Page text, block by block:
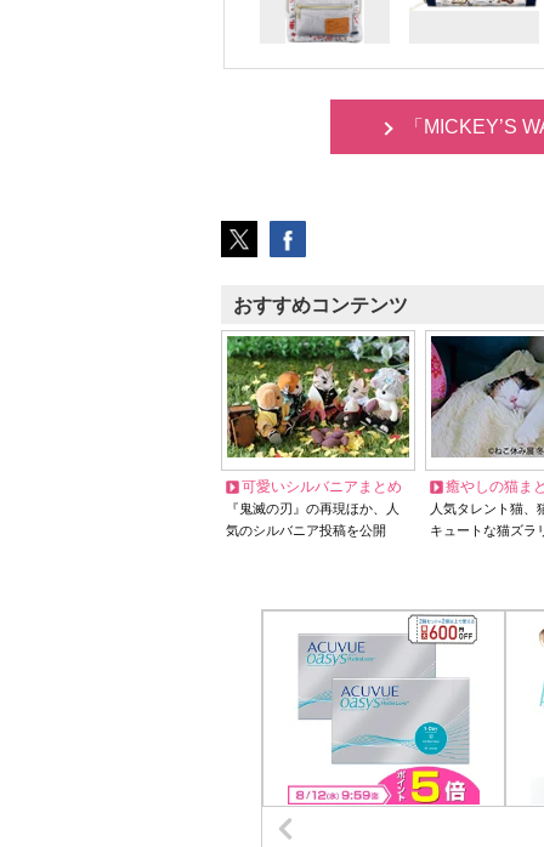
「MICKEY’S
おすすめコンテンツ
可愛いシルバニアまとめ
『鬼滅の刃』の再現ほか、人
気のシルバニア投稿を公開
癒やしの猫ま
人気タレント猫
キュートな猫ズラ